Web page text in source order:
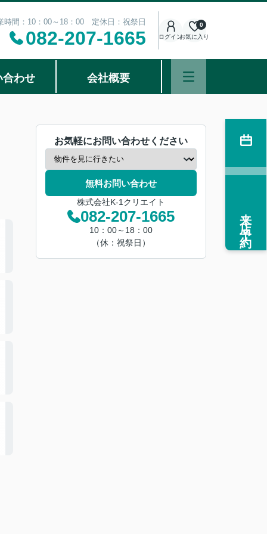
時間：10：00～18：00 定休日：祝祭日
082-207-1665 ログインお気に入り
0
合わせ 会社概要
お気軽にお問い合わせください
無料お問い合わせ
株式会社K-1クリエイト
082-207-1665
10：00～18：00
（休：祝祭日）
来店予約